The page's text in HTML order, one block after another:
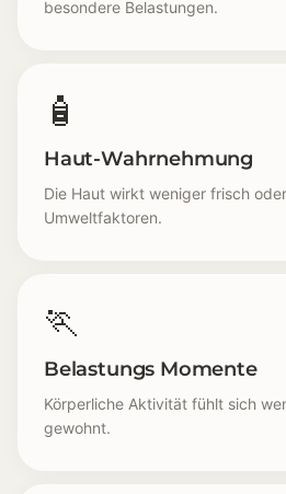
besondere Belastungen.
🧴
Haut-Wahrnehmung
Die Haut wirkt weniger frisch
Umweltfaktoren.
🏃
Belastungs Momente
Körperliche Aktivität fühlt sich
gewohnt.